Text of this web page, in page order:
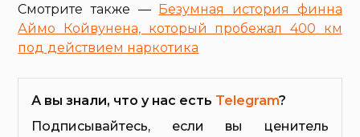
Смотрите также — Безумная история финна
Аймо Койвунена, который пробежал 400 км
под действием наркотика
А вы знали, что у нас есть Telegram?
Подписывайтесь, если вы ценитель